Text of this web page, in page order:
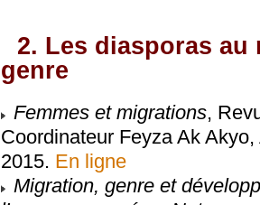
2. Les diasporas au
genre
Femmes et migrations,
Coordinateur Feyza Ak
2015. En ligne
Migration, genre et